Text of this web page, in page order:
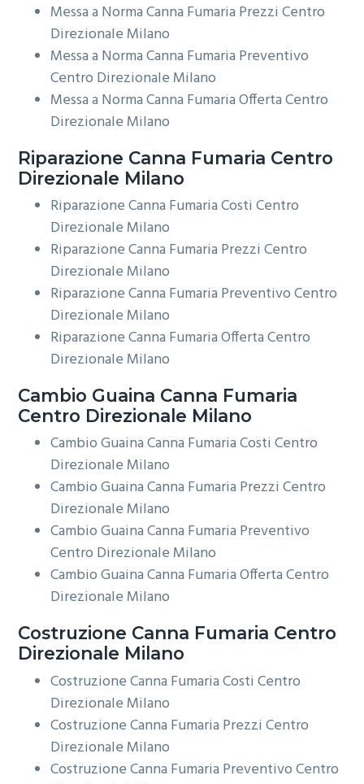
Messa a Norma Canna Fumaria Prezzi Centro
Direzionale Milano
Messa a Norma Canna Fumaria Preventivo
Centro Direzionale Milano
Messa a Norma Canna Fumaria Offerta Centro
Direzionale Milano
Riparazione Canna Fumaria Centro
Direzionale Milano
Riparazione Canna Fumaria Costi Centro
Direzionale Milano
Riparazione Canna Fumaria Prezzi Centro
Direzionale Milano
Riparazione Canna Fumaria Preventivo Centro
Direzionale Milano
Riparazione Canna Fumaria Offerta Centro
Direzionale Milano
Cambio Guaina Canna Fumaria
Centro Direzionale Milano
Cambio Guaina Canna Fumaria Costi Centro
Direzionale Milano
Cambio Guaina Canna Fumaria Prezzi Centro
Direzionale Milano
Cambio Guaina Canna Fumaria Preventivo
Centro Direzionale Milano
Cambio Guaina Canna Fumaria Offerta Centro
Direzionale Milano
Costruzione Canna Fumaria Centro
Direzionale Milano
Costruzione Canna Fumaria Costi Centro
Direzionale Milano
Costruzione Canna Fumaria Prezzi Centro
Direzionale Milano
Costruzione Canna Fumaria Preventivo Centro